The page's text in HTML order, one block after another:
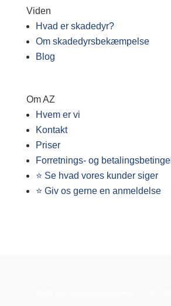
Viden
Hvad er skadedyr?
Om skadedyrsbekæmpelse
Blog
Om AZ
Hvem er vi
Kontakt
Priser
Forretnings- og
⭐ Se hvad vores kunder siger
⭐ Giv os gerne en anmeldelse